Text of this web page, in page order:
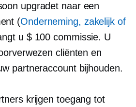
upgradet naar een
(Onderneming, zakelijk of
u $ 100 commissie. U
cliënten en
partneraccount bijhouden.
krijgen toegang tot